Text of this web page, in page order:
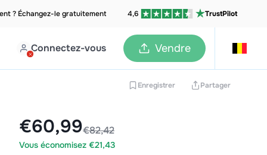
? Échangez-le gratuitement 4,6 TrustPilot
Connectez-vous Vendre
Enregistrer Partager
€60,99€82,42
Vous économisez €21,43